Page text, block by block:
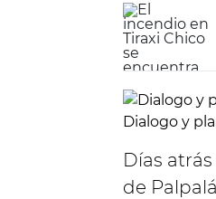
Dialogo y
Días
de